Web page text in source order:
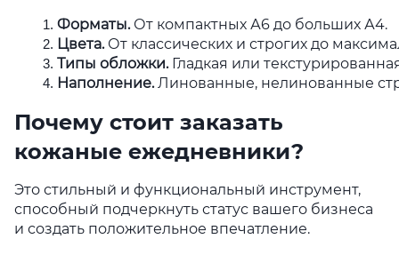
Форматы. От компактных А6 до больших А4.
Цвета. От классических и строгих до
Типы обложки. Гладкая или
Наполнение. Линованные, нелинованные
Почему стоит заказать
кожаные ежедневники?
Это стильный и функциональный инструмент,
способный подчеркнуть статус вашего бизнеса
и создать положительное впечатление.